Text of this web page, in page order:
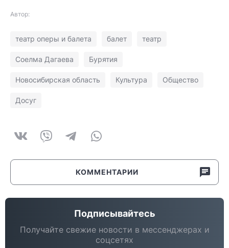
Автор:
театр оперы и балета балет театр
Соелма Дагаева Бурятия
Новосибирская область Культура Общество
Досуг
КОММЕНТАРИИ
Подписывайтесь
Получайте свежие новости в мессенджерах и
соцсетях